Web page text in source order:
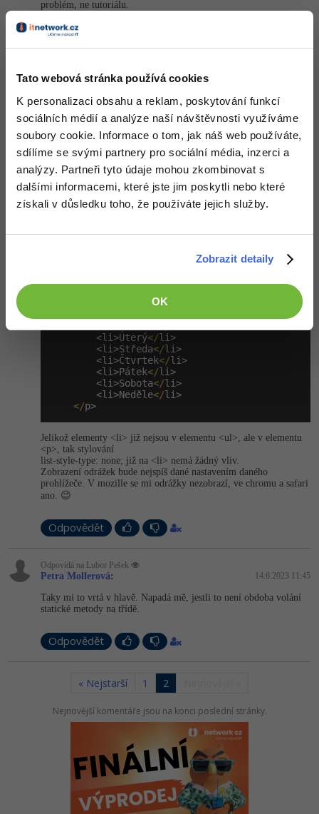
Tato webová stránka používá cookies
K personalizaci obsahu a reklam, poskytování funkcí
sociálních médií a analýze naší návštěvnosti využíváme
soubory cookie. Informace o tom, jak náš web používáte,
sdílíme se svými partnery pro sociální média, inzerci a
analýzy. Partneři tyto údaje mohou zkombinovat s
dalšími informacemi, které jste jim poskytli nebo které
získali v důsledku toho, že používáte jejich služby.
Zobrazit detaily
OK
Windows
Sítě
Kybernetická bezpečnost
Elektronický podpis
Fórum
Fórum
problém, ne tutoriálu.
jsem se naučil ignorovat.
Beru na vědomí, ty tu chceš jen brečet, ale připustit chybu u sebe
Odpovědět +1
Odpovídá na Lubor Pešek
Jaroslav Drobek: 29.6.2022 17:48
Co k tomu dodat? Právě ses představil..
Odpovědět
Petra Mollerová: 14.6.2023 10:40
Pokud jsem to pochopila správně, tak by to po kliknutí na
        <li>Úterý
</li>
        <li>Středa
</li>
        <li>Čtvrtek
</li>
        <li>Pátek
</li>
        <li>Sobota
</li>
        <li>Neděle
</li>
</p>
Jelikož elementy <li> již nejsou v elementu <ul>, ale v elementu
<p>, tak stylování
list-style-type: none; již na <li> nemá žádný vliv.
Zobrazení odrážek bude nejspíš dané nastavením daného
prohlížeče. V mozille se mi odrážky nezobrazí, ve chromu a safari
ano. 😉
Odpovědět
Odpovídá na Lubor Pešek
Petra Mollerová: 14.6.2023 11:45
Taky mi to vrtá v hlavě. Napadá mě, jestli to není obdoba volání
statické metody na třídě.
Odpovědět
« Nejstarší 1 2
Nejnovější komentáře jsou na konci poslední stránky.